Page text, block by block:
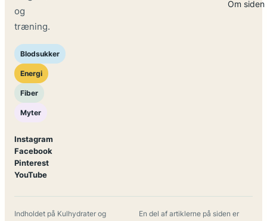
og
træning.
Blodsukker
Energi
Fiber
Myter
Instagram
Facebook
Pinterest
YouTube
Om siden
Indholdet på Kulhydrater og
En del af artiklerne på siden er